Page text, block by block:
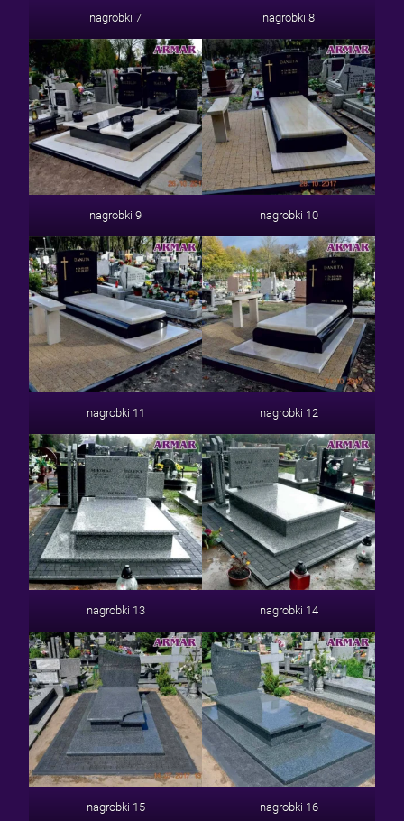
nagrobki 7 nagrobki 8
nagrobki 9 nagrobki 10
nagrobki 11 nagrobki 12
nagrobki 13 nagrobki 14
nagrobki 15 nagrobki 16